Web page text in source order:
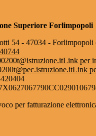
Superiore Forlimpopoli
54 - 47034 - Forlimpopoli
Link per
Link
per fatturazione